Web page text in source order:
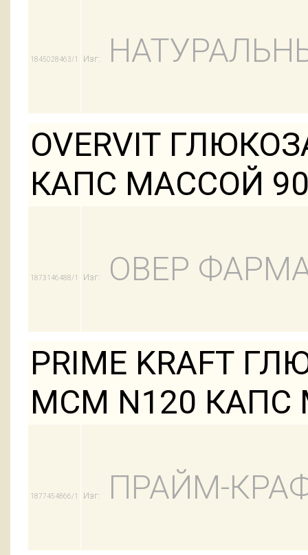
1845028463/1 Изг:
OVERVIT
КАПС МАССОЙ
1873146488/1 Изг: ОВЕР
PRIME KRAFT
МСМ N120
1877454866/1 Изг: ПРАЙМ-